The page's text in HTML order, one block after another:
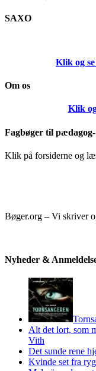
SAXO
Klik og
Om os
Klik
Fagbøger til
Klik på forsiderne og
Bøger.org – Vi skriver
Nyheder &
Alt det lort, som
Vith
Det sunde rene
Kvinde set fra